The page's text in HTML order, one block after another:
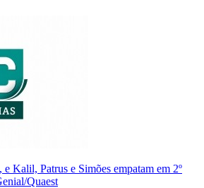
Kalil, Patrus e Simões empatam em 2º
Quaest